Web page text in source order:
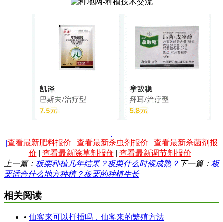
|查看最新肥料报价 | 查看最新杀虫剂报价 | 查看最新杀菌剂报
价 | 查看最新除草剂报价 | 查看最新调节剂报价 |
上一篇： 板栗种植几年结果？板栗什么时候成熟？ 下一篇： 板
栗适合什么地方种植？板栗的种植生长
相关阅读
• 仙客来可以扦插吗，仙客来的繁殖方法